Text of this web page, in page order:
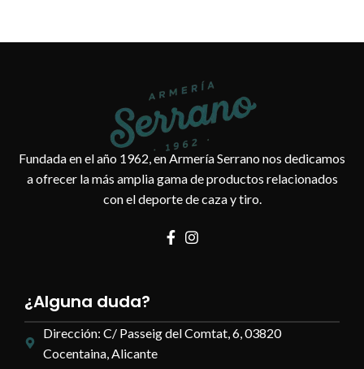
Fundada en el año 1962, en Armería Serrano nos dedicamos
a ofrecer la más amplia gama de productos relacionados
con el deporte de caza y tiro.
¿Alguna duda?
Dirección: C/ Passeig del Comtat, 6, 03820
Cocentaina, Alicante